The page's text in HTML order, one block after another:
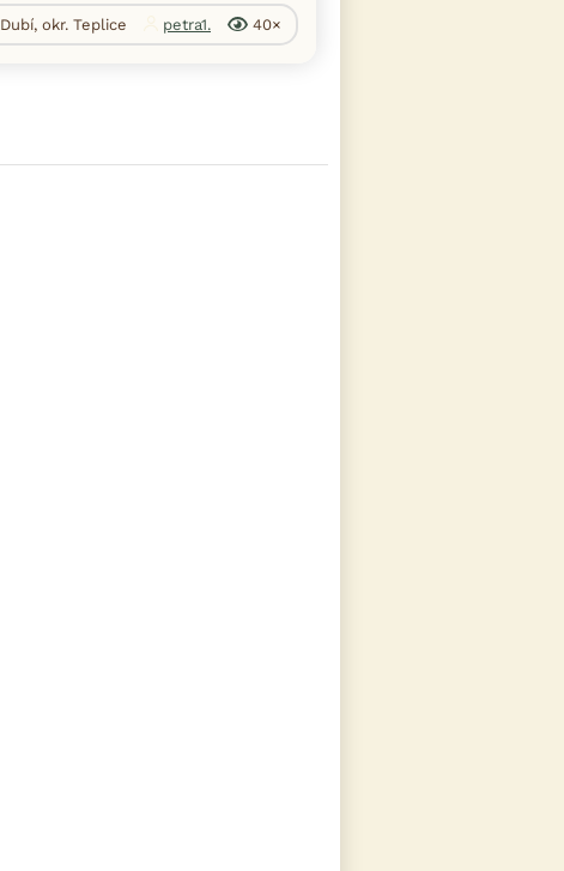
Dubí, okr. Teplice petra1. 40×